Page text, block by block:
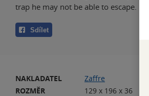
trap he may not be able to escape.
Sdílet
NAKLADATEL
Zaffre
ROZMĚR
129 x 196 x 36